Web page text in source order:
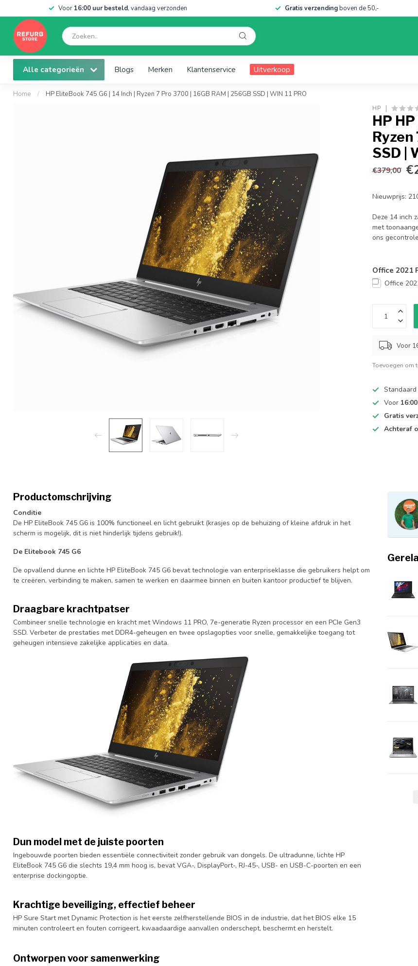
Voor 16:00 uur besteld, vandaag verzonden Gratis verzendingboven de 50,-
Alle categorieën Blogs Merken Klantenservice Uitverkoop
Home / HP EliteBook 745 G6 | 14 Inch | Ryzen 7 Pro 3700 | 16GB RAM | 256GB SSD | WIN 11 PRO
HP
HP
Ryzen
SSD |
€379,00
Nieuwprijs:
Deze 14 inch
met
ons
Office 2021
Office
Voor
Toevoegen om
Standaard
Voor
Gratis
Achteraf
Productomschrijving
Conditie
De HP EliteBook 745 G6 is 100% functioneel en licht gebruikt (krasjes op de behuizing of kleine afdruk in het
scherm is mogelijk, dit is niet hinderlijk tijdens gebruik!).
De Elitebook 745 G6
De opvallend dunne en lichte HP EliteBook 745 G6 bevat technologie van enterpriseklasse die gebruikers helpt om
te creëren, verbinding te maken, samen te werken en daarmee binnen en buiten kantoor productief te blijven.
Draagbare krachtpatser
Combineer snelle technologie en kracht met Windows 11 PRO, 7e-generatie Ryzen processor en een PCIe Gen3
SSD. Verbeter de prestaties met DDR4-geheugen en twee opslagopties voor snelle, gemakkelijke toegang tot
geheugen intensieve zakelijke applicaties en data.
Dun model met de juiste poorten
Ingebouwde poorten bieden essentiële connectiviteit zonder gebruik van dongels. De ultradunne, lichte HP
EliteBook 745 G6 die slechts 19,4 mm hoog is, bevat VGA-, DisplayPort-, RJ-45-, USB- en USB-C-poorten en een
enterprise dockingoptie.
Krachtige beveiliging, effectief beheer
HP Sure Start met Dynamic Protection is het eerste zelfherstellende BIOS in de industrie, dat het BIOS elke 15
minuten controleert en fouten corrigeert, kwaadaardige aanvallen onderschept, beschermt en herstelt.
Ontworpen voor samenwerking